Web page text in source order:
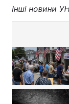
Інші новини